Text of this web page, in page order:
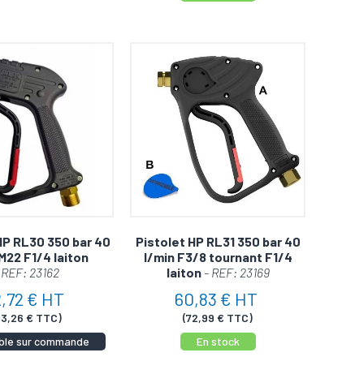
RL30 350 bar 40
F1/4 laiton
23162
€ HT
€ TTC)
sur commande
Pistolet HP RL31 350 bar 40
l/min F3/8 tournant F1/4
laiton - REF: 23169
60,83 € HT
(72,99 € TTC)
En stock